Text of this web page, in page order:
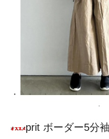
prit ボーダー5分